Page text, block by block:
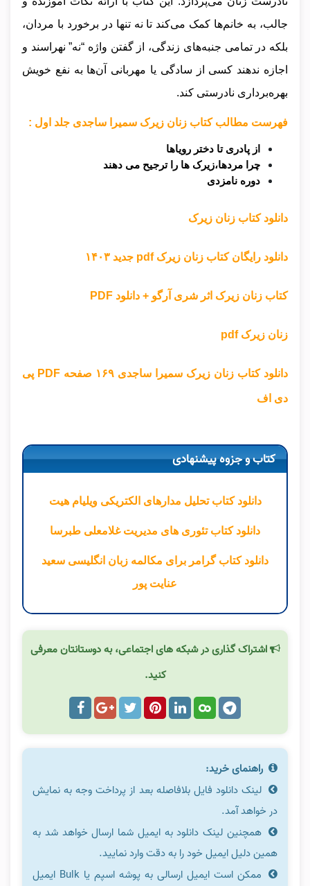
جالب، به خانم‌ها کمک می‌کند تا نه تنها در برخورد با مردان،
بلکه در تمامی جنبه‌های زندگی، از گفتن واژه “نه” نهراسند و
اجازه ندهند کسی از سادگی یا مهربانی آن‌ها به نفع خویش
بهره‌برداری نادرستی کند.
فهرست مطالب کتاب زنان زیرک سمیرا ساجدی جلد اول :
از پادری تا دختر رویاها
چرا مردها،زیرک ها را ترجیح می دهند
دوره نامزدی
دانلود کتاب زنان زیرک
دانلود رایگان کتاب زنان زیرک pdf جدید ۱۴۰۳
کتاب زنان زیرک اثر شری آرگو + دانلود PDF
زنان زیرک pdf
دانلود کتاب زنان زیرک سمیرا ساجدی ۱۶۹ صفحه PDF پی
دی اف
کتاب و جزوه پیشنهادی
دانلود کتاب تحلیل مدارهای الکتریکی ویلیام هیت
دانلود کتاب تئوری های مدیریت غلامعلی طبرسا
دانلود کتاب گرامر برای مکالمه زبان انگلیسی سعید
عنایت پور
اشتراک گذاری در شبکه های اجتماعی، به دوستانتان معرفی
کنید.
راهنمای خرید:
لینک دانلود فایل بلافاصله بعد از پرداخت وجه به نمایش
در خواهد آمد.
همچنین لینک دانلود به ایمیل شما ارسال خواهد شد به
همین دلیل ایمیل خود را به دقت وارد نمایید.
ممکن است ایمیل ارسالی به پوشه اسپم یا Bulk ایمیل